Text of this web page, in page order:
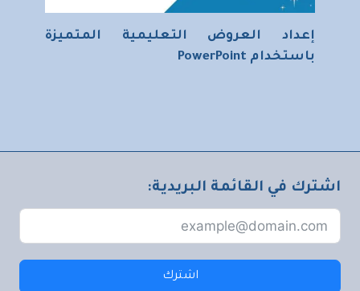
إعداد العروض التعليمية المتميزة
باستخدام PowerPoint
اشترك في القائمة البريدية:
اشترك